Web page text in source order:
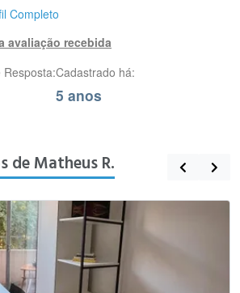
Completo
avaliação recebida
Resposta:Cadastrado há:
5 anos
de Matheus R.